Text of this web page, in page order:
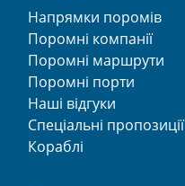
Напрямки поромів
Поромні компанії
Поромні маршрути
Поромні порти
Наші відгуки
Спеціальні пропозиції
Кораблі